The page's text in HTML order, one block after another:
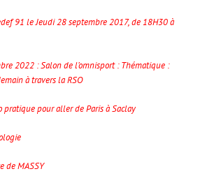
91 le Jeudi 28 septembre 2017, de 18H30 à
2022 : Salon de l’omnisport : Thématique :
à travers la RSO
pratique pour aller de Paris à Saclay
de MASSY